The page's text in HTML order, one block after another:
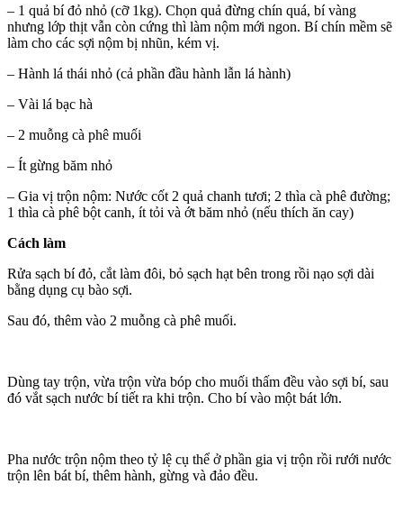
– 1 quả bí đỏ nhỏ (cỡ 1kg). Chọn quả đừng chín quá, bí vàng
nhưng lớp thịt vẫn còn cứng thì làm nộm mới ngon. Bí chín mềm sẽ
làm cho các sợi nộm bị nhũn, kém vị.
– Hành lá thái nhỏ (cả phần đầu hành lẫn lá hành)
– Vài lá bạc hà
– 2 muỗng cà phê muối
– Ít gừng băm nhỏ
– Gia vị trộn nộm: Nước cốt 2 quả chanh tươi; 2 thìa cà phê đường;
1 thìa cà phê bột canh, ít tỏi và ớt băm nhỏ (nếu thích ăn cay)
Cách làm
Rửa sạch bí đỏ, cắt làm đôi, bỏ sạch hạt bên trong rồi nạo sợi dài
bằng dụng cụ bào sợi.
Sau đó, thêm vào 2 muỗng cà phê muối.
Dùng tay trộn, vừa trộn vừa bóp cho muối thấm đều vào sợi bí, sau
đó vắt sạch nước bí tiết ra khi trộn. Cho bí vào một bát lớn.
Pha nước trộn nộm theo tỷ lệ cụ thể ở phần gia vị trộn rồi rưới nước
trộn lên bát bí, thêm hành, gừng và đảo đều.